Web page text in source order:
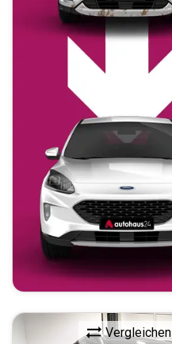
Vergleichen